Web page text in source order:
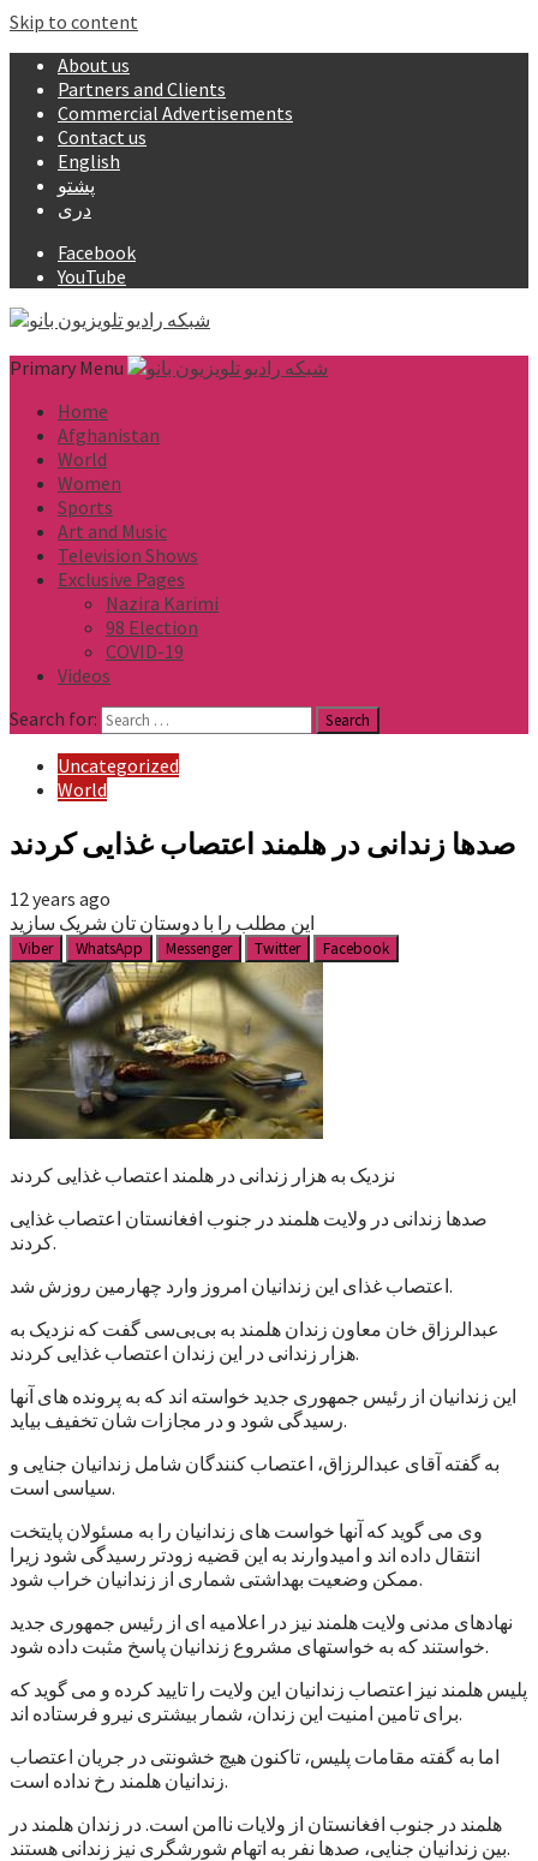
Skip to content
About us
Partners and Clients
Commercial Advertisements
Contact us
English
پشتو
دری
Facebook
YouTube
Primary Menu
Home
Afghanistan
World
Women
Sports
Art and Music
Television Shows
Exclusive Pages
Nazira Karimi
98 Election
COVID-19
Videos
Search for:
Uncategorized
World
صدها زندانی در هلمند اعتصاب غذایی کردند
12 years ago
این مطلب را با دوستان تان شریک سازید
Viber WhatsApp Messenger Twitter Facebook
نزدیک به هزار زندانی در هلمند اعتصاب غذایی کردند
صدها زندانی در ولایت هلمند در جنوب افغانستان اعتصاب غذایی
کردند.
اعتصاب غذای این زندانیان امروز وارد چهارمین روزش شد.
عبدالرزاق خان معاون زندان هلمند به بی‌بی‌سی گفت که نزدیک به
هزار زندانی در این زندان اعتصاب غذایی کردند.
این زندانیان از رئیس جمهوری جدید خواسته اند که به پرونده های آنها
رسیدگی شود و در مجازات شان تخفیف بیاید.
به گفته آقای عبدالرزاق، اعتصاب کنندگان شامل زندانیان جنایی و
سیاسی است.
وی می گوید که آنها خواست های زندانیان را به مسئولان پایتخت
انتقال داده اند و امیدوارند به این قضیه زودتر رسیدگی شود زیرا
ممکن وضعیت بهداشتی شماری از زندانیان خراب شود.
نهادهای مدنی ولایت هلمند نیز در اعلامیه ای از رئیس جمهوری جدید
خواستند که به خواستهای مشروع زندانیان پاسخ مثبت داده شود.
پلیس هلمند نیز اعتصاب زندانیان این ولایت را تایید کرده و می گوید که
برای تامین امنیت این زندان، شمار بیشتری نیرو فرستاده اند.
اما به گفته مقامات پلیس، تاکنون هیچ خشونتی در جریان اعتصاب
زندانیان هلمند رخ نداده است.
هلمند در جنوب افغانستان از ولایات ناامن است. در زندان هلمند در
بین زندانیان جنایی، صدها نفر به اتهام شورشگری نیز زندانی هستند.